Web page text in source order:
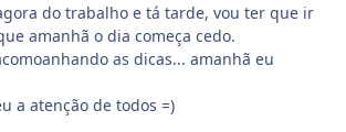
do trabalho e tá tarde, vou ter que ir
amanhã o dia começa cedo.
as dicas... amanhã eu
a atenção de todos =)